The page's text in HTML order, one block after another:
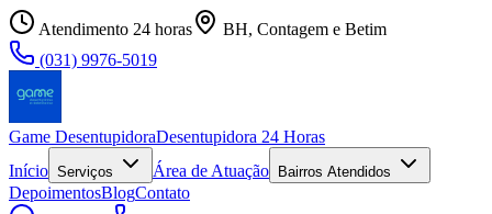
Atendimento 24 horas
BH, Contagem e Betim
(031) 9976-5019
Game DesentupidoraDesentupidora 24 Horas
Início Serviços Área de Atuação Bairros Atendidos
DepoimentosBlogContato